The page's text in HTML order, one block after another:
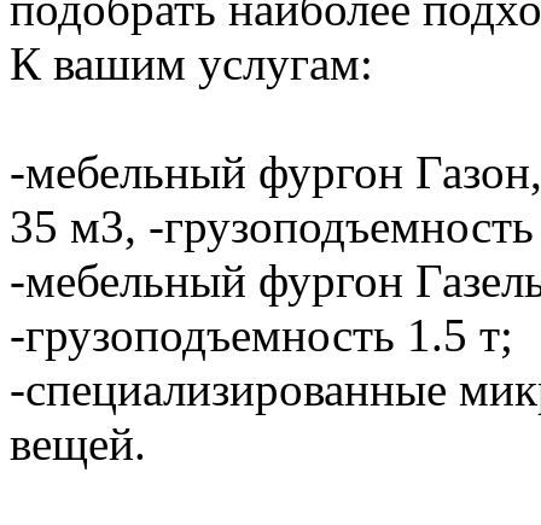
К вашим услугам:
-мебельный фургон
35 м3, -
-мебельный фургон
-грузоподъемность 1.5 т;
-специализированные
вещей.